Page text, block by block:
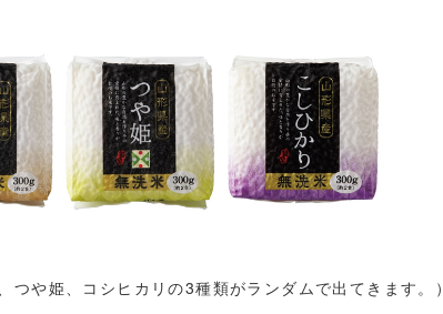
つや姫、コシヒカリの3種類がランダムで出てきます。）